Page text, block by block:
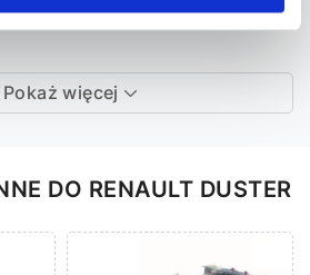
Pokaż więcej
DO RENAULT DUSTER